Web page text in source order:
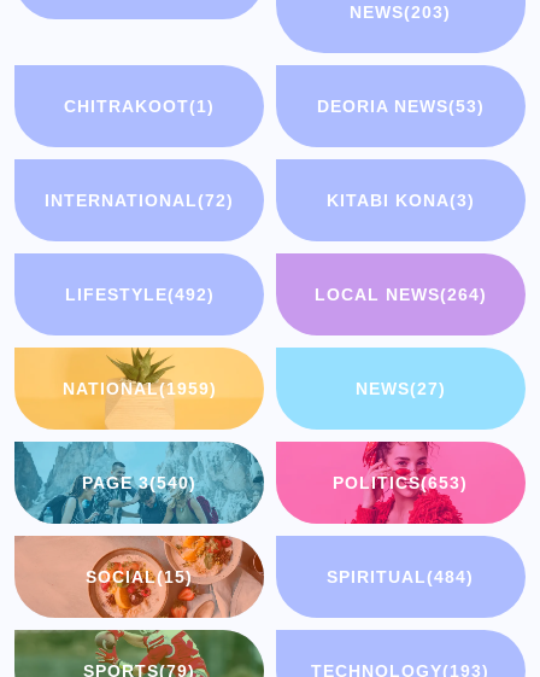
NEWS(203)
CHITRAKOOT(1) DEORIA NEWS(53)
INTERNATIONAL(72) KITABI KONA(3)
LIFESTYLE(492) LOCAL NEWS(264)
NATIONAL(1959) NEWS(27)
PAGE 3(540) POLITICS(653)
SOCIAL(15) SPIRITUAL(484)
SPORTS(79) TECHNOLOGY(193)